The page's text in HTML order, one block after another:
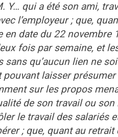
Y… qui a été son ami,
l’employeur ; que,
date du 22 novembre
fois par semaine, et
qu’aucun lien ne
laisser présumer
sur les propos
de son travail ou son
le travail des salariés
; que, quant au